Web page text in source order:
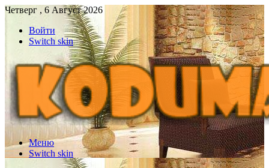
Четверг , 6 Август 2026
Войти
Switch skin
Меню
Switch skin